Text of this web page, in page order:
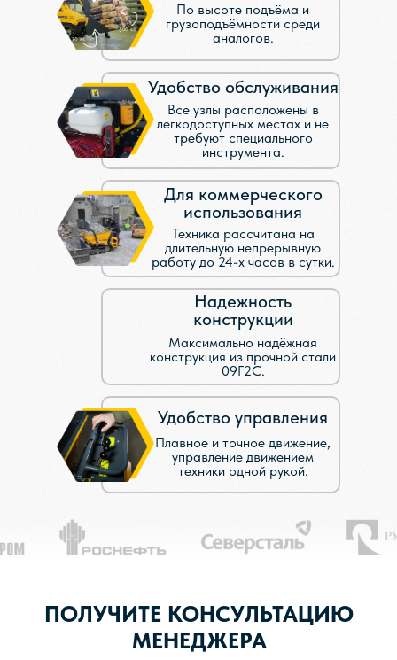
По высоте подъёма и
грузоподъёмности среди
аналогов.
Все узлы расположены в
легкодоступных местах и не
требуют специального
инструмента.
Удобство обслуживания
Для коммерческого
использования
Техника рассчитана на
длительную непрерывную
работу до 24-х часов в сутки.
Надежность
конструкции
Максимально надёжная
конструкция из прочной стали
09Г2С.
Удобство управления
Плавное и точное движение,
управление движением
техники одной рукой.
ПОЛУЧИТЕ КОНСУЛЬТАЦИЮ
МЕНЕДЖЕРА